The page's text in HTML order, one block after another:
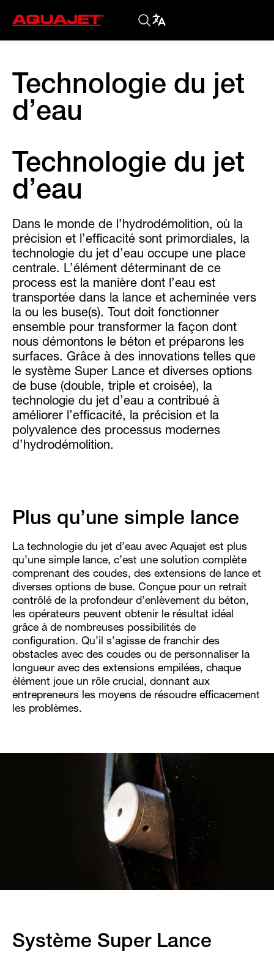
Technologie du jet
d’eau
Technologie du jet
d’eau
Dans le monde de l’hydrodémolition, où la
précision et l’efficacité sont primordiales, la
technologie du jet d’eau occupe une place
centrale. L’élément déterminant de ce
process est la manière dont l’eau est
transportée dans la lance et acheminée vers
la ou les buse(s). Tout doit fonctionner
ensemble pour transformer la façon dont
nous démontons le béton et préparons les
surfaces. Grâce à des innovations telles que
le système Super Lance et diverses options
de buse (double, triple et croisée), la
technologie du jet d’eau a contribué à
améliorer l’efficacité, la précision et la
polyvalence des processus modernes
d’hydrodémolition.
Plus qu’une simple lance
La technologie du jet d’eau avec Aquajet est plus
qu’une simple lance, c’est une solution complète
comprenant des coudes, des extensions de lance et
diverses options de buse. Conçue pour un retrait
contrôlé de la profondeur d’enlèvement du béton,
les opérateurs peuvent obtenir le résultat idéal
grâce à de nombreuses possibilités de
configuration. Qu’il s’agisse de franchir des
obstacles avec des coudes ou de personnaliser la
longueur avec des extensions empilées, chaque
élément joue un rôle crucial, donnant aux
entrepreneurs les moyens de résoudre efficacement
les problèmes.
Système Super Lance